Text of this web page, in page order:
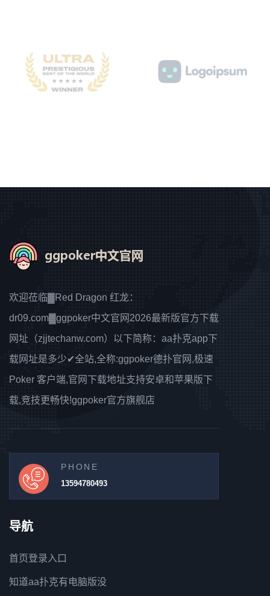
欢迎莅临▓Red Dragon 红龙：
dr09.com▓ggpoker中文官网2026最新版官方下载
网址（zjjtechanw.com）以下简称：aa扑克app下
载网址是多少✔全站,全称:ggpoker德扑官网,极速
Poker 客户端,官网下载地址支持安卓和苹果版下
载,竞技更畅快!ggpoker官方旗舰店
PHONE
13594780493
导航
首页登录入口
知道aa扑克有电脑版没